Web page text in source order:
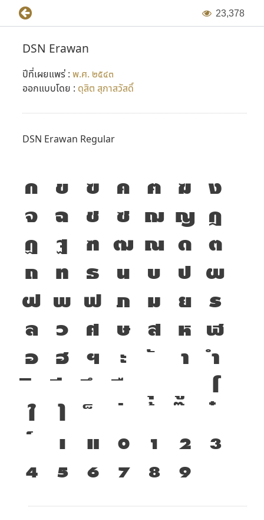
23,378
เช่น MS Office 2000 ส่วนการแสดงผลทางหน้าเว็บเพจจะแสดง
DSN(
หมายถึง New) เป็นฟอนต์ที่ใช้ codepage ทั้งไทยและ
อังกฤษตามแบบฟอนต์ New ของ Windows ทั้ง 3 ตัวคือ
ปัญหาในการใช้ฟอนต์ภาษาไทยกับโปรแกรม MS Office 2000
ทั้งภาษาไทยและอังกฤษในฟอนต์เดียวกันได้เป็นอย่างดี รวมถึง
อ้างอิงเอาตัวอักษรไทยต่างๆ ที่จำเป็นมาไว้ตรงตำแหน่งที่
กับโปรแกรม Photoshop 5 และ Illustrator 8
ชุดฟอนต์ DSN เป็นการเปลี่ยนชื่อจากรหัสเดิม DSS(S
ถึง Symbol / สัญลักษณ์) หลังจากมีการปรับปรุงใหม่ ในปี พ.ศ.
ที่มาข้อมูล : ฟอนต์แต่ละแบบใช้อย่างไร โดย ดุสิต สุภาสวัสดิ์ (๗
สิงหาคม พ.ศ. ๒๕๔๓)
DSN Erawan
ปีที่เผยแพร่ : พ.ศ. ๒๕๔๓
ออกแบบโดย : ดุสิต สุภาสวัสดิ์
DSN Erawan Regular
ก ข ฃ ค ฅ ฆ
ง
จ
ฉ ช ซ ฌ ญ ฎ
ฏ
ฐ ฑ ฒ ณ ด
ต
ถ
ท ธ น บ ป ผ
ฝ พ ฟ ภ ม ย
ร
ล
ว ศ ษ ส ห ฬ
อ
ฮ ฯ ะ า
ำ
โ
ใ
ไ
เ
แ ๐ ๑ ๒
๓
๔
๕ ๖ ๗ ๘ ๙